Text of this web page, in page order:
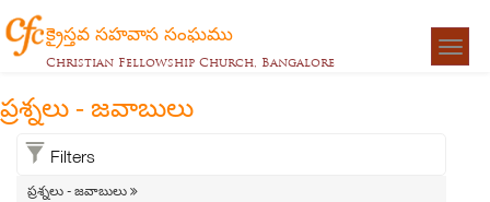
క్రైస్తవ సహవాస సంఘము
Christian Fellowship Church, Bangalore
ప్రశ్నలు - జవాబులు
Filters
ప్రశ్నలు - జవాబులు